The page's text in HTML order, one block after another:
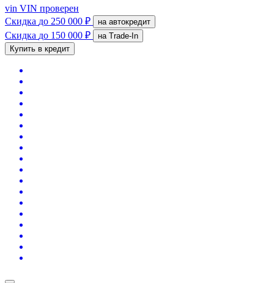
vin VIN проверен
Скидка до 250 000 ₽ на автокредит
Скидка до 150 000 ₽
на Trade-In
Купить в кредит